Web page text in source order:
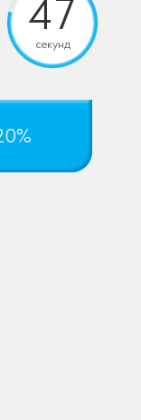
секунд